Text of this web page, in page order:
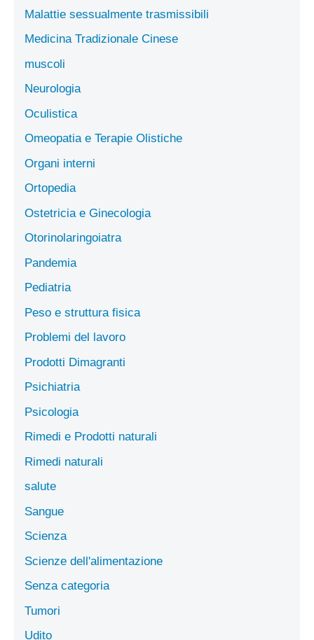
Malattie sessualmente trasmissibili
Medicina Tradizionale Cinese
muscoli
Neurologia
Oculistica
Omeopatia e Terapie Olistiche
Organi interni
Ortopedia
Ostetricia e Ginecologia
Otorinolaringoiatra
Pandemia
Pediatria
Peso e struttura fisica
Problemi del lavoro
Prodotti Dimagranti
Psichiatria
Psicologia
Rimedi e Prodotti naturali
Rimedi naturali
salute
Sangue
Scienza
Scienze dell'alimentazione
Senza categoria
Tumori
Udito